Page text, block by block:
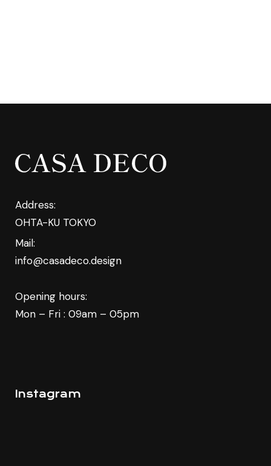
Address:
OHTA-KU TOKYO
Mail:
info@casadeco.design
Opening hours:
Mon – Fri : 09am – 05pm
Instagram